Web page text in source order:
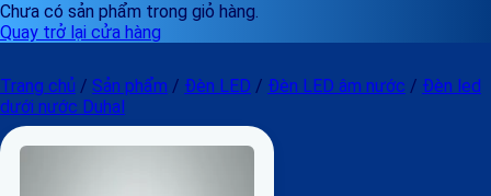
Chưa có sản phẩm trong giỏ hàng.
Quay trở lại cửa hàng
Trang chủ / Sản phẩm / Đèn LED / Đèn LED âm nước / Đèn led
dưới nước Duhal